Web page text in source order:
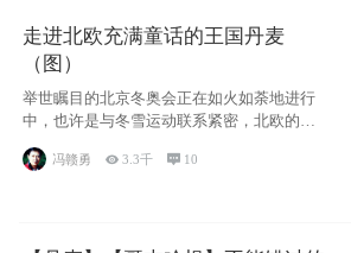
走进北欧充满童话的王国丹麦
（图）
举世瞩目的北京冬奥会正在如火如荼地进行
中，也许是与冬雪运动联系紧密，北欧的一
些国家因
冯赣勇 3.3千  10